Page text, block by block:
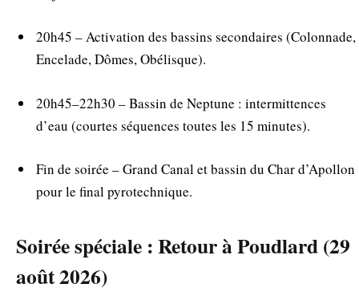
20h45 – Activation des bassins secondaires (Colonnade,
Encelade, Dômes, Obélisque).
20h45–22h30 – Bassin de Neptune : intermittences
d’eau (courtes séquences toutes les 15 minutes).
Fin de soirée – Grand Canal et bassin du Char d’Apollon
pour le final pyrotechnique.
Soirée spéciale : Retour à Poudlard (29
août 2026)